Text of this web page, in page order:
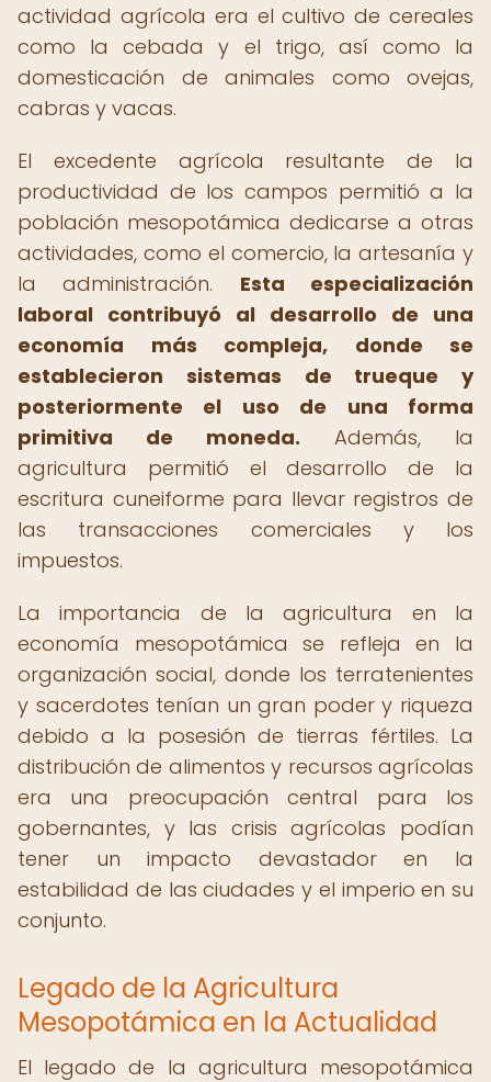
actividad agrícola era el cultivo de cereales
como la cebada y el trigo, así como la
domesticación de animales como ovejas,
cabras y vacas.
El excedente agrícola resultante de la
productividad de los campos permitió a la
población mesopotámica dedicarse a otras
actividades, como el comercio, la artesanía y
la administración. Esta especialización
laboral contribuyó al desarrollo de una
economía más compleja, donde se
establecieron sistemas de trueque y
posteriormente el uso de una forma
primitiva de moneda. Además, la
agricultura permitió el desarrollo de la
escritura cuneiforme para llevar registros de
las transacciones comerciales y los
impuestos.
La importancia de la agricultura en la
economía mesopotámica se refleja en la
organización social, donde los terratenientes
y sacerdotes tenían un gran poder y riqueza
debido a la posesión de tierras fértiles. La
distribución de alimentos y recursos agrícolas
era una preocupación central para los
gobernantes, y las crisis agrícolas podían
tener un impacto devastador en la
estabilidad de las ciudades y el imperio en su
conjunto.
Legado de la Agricultura
Mesopotámica en la Actualidad
El legado de la agricultura mesopotámica